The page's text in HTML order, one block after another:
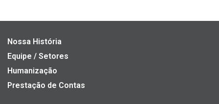
Nossa História
Equipe / Setores
Humanização
Prestação de Contas